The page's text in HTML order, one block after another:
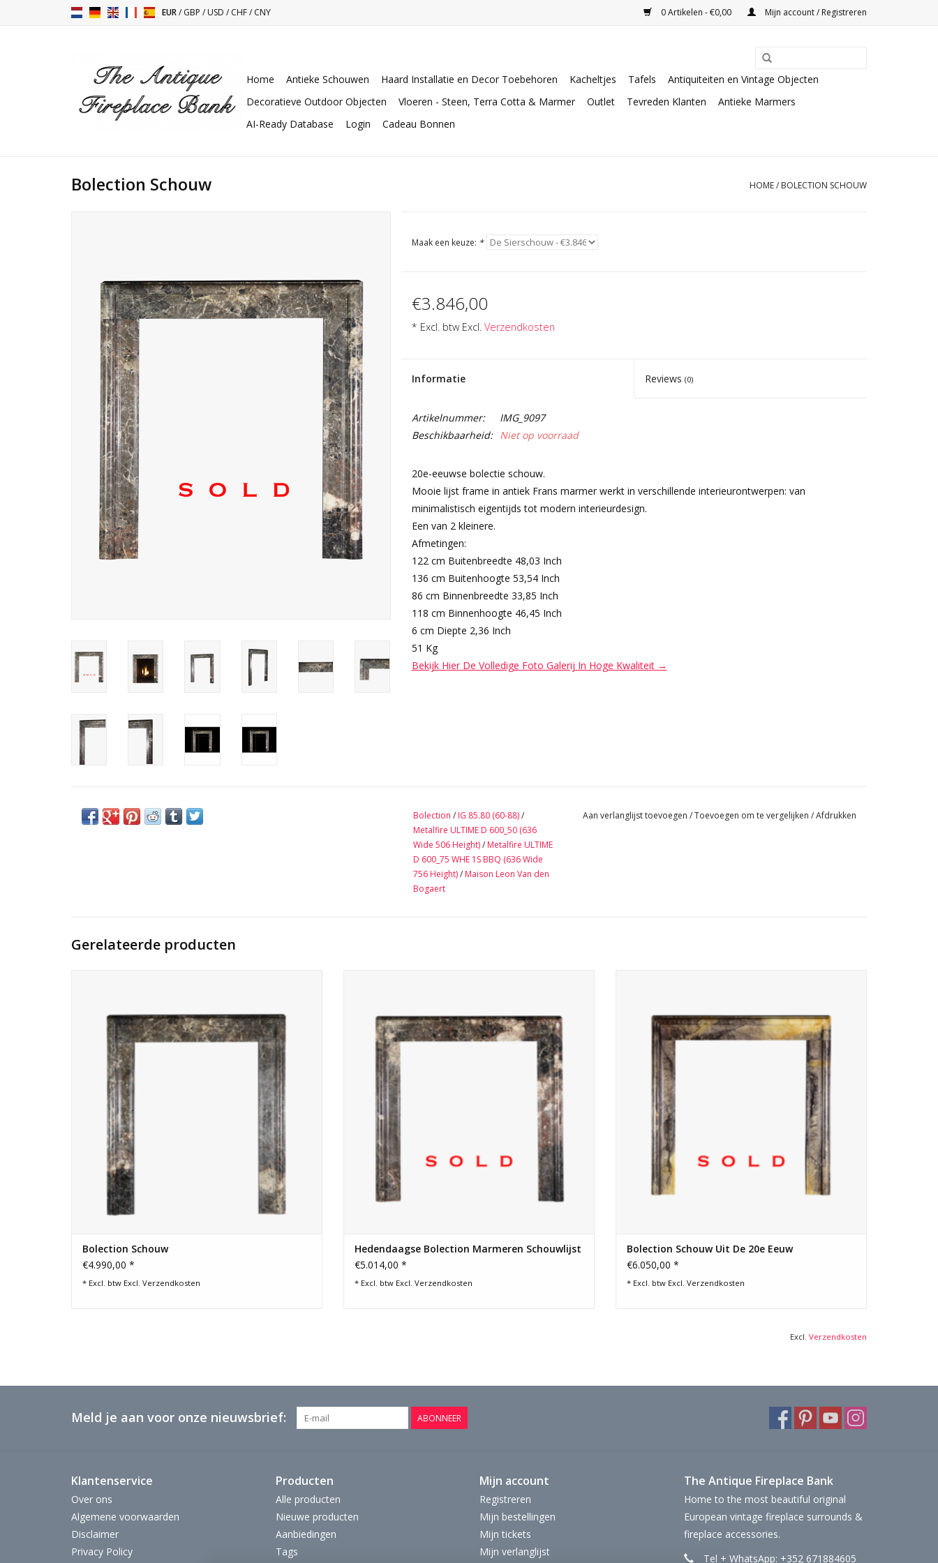
EUR/GBP /USD /CHF/CNY 0 Artikelen - €0,00 Mijn account / Registreren
Home Antieke Schouwen Haard Installatie en Decor Toebehoren Kacheltjes Tafels
Antiquiteiten en Vintage Objecten
Decoratieve Outdoor Objecten
Vloeren - Steen, Terra Cotta & Marmer Outlet Tevreden Klanten
Antieke Marmers
AI-Ready Database
Login Cadeau Bonnen
Bolection Schouw HOME/ BOLECTION SCHOUW
Maak een keuze: *
€3.846,00
* Excl. btw Excl. Verzendkosten
Informatie Reviews(0)
Artikelnummer:
IMG_9097
Beschikbaarheid:
Niet op voorraad
20e-eeuwse bolectie schouw.
Mooie lijst frame in antiek Frans marmer werkt in verschillende interieurontwerpen: van
minimalistisch eigentijds tot modern interieurdesign.
Een van 2 kleinere.
Afmetingen:
122 cm Buitenbreedte 48,03 Inch
136 cm Buitenhoogte 53,54 Inch
86 cm Binnenbreedte 33,85 Inch
118 cm Binnenhoogte 46,45 Inch
6 cm Diepte 2,36 Inch
51 Kg
Bekijk Hier De Volledige Foto Galerij In Hoge Kwaliteit →
Bolection / IG 85.80 (60-88)/
Metalfire ULTIME D 600_50 (636
Wide 506 Height)/ Metalfire ULTIME
D 600_75 WHE 1S BBQ (636 Wide
756 Height)/ Maison Leon Van den
Bogaert
Aan verlanglijst toevoegen /Toevoegen om te vergelijken /Afdrukken
Gerelateerde producten
TOEVOEGEN AAN WINKELWAGEN
Bolection Schouw
€4.990,00 *
* Excl. btw Excl. Verzendkosten
Hedendaagse Bolection Marmeren Schouwlijst
€5.014,00 *
* Excl. btw Excl. Verzendkosten
Bolection Schouw Uit De 20e Eeuw
€6.050,00 *
* Excl. btw Excl. Verzendkosten
Excl. Verzendkosten
Meld je aan voor onze nieuwsbrief: ABONNEER
Klantenservice
Over ons
Algemene voorwaarden
Disclaimer
Privacy Policy
Producten
Alle producten
Nieuwe producten
Aanbiedingen
Tags
Mijn account
Registreren
Mijn bestellingen
Mijn tickets
Mijn verlanglijst
The Antique Fireplace Bank
Home to the most beautiful original
European vintage fireplace surrounds &
fireplace accessories.
Tel + WhatsApp: +352 671884605